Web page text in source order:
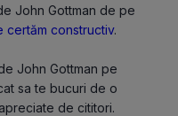
John Gottman de pe
certăm constructiv.
John Gottman pe
sa te bucuri de o
de cititori.